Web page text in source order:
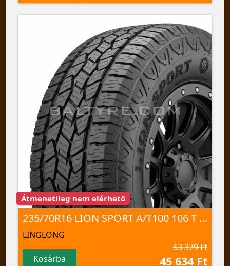
Átmenetileg nem elérhető
235/70R16 LION SPORT A/T100 106 T TL
LINGLONG
Kosárba
63 379 Ft
45 634 Ft